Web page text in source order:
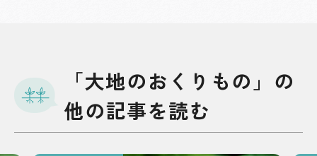
「大地のおくりもの」の
他の記事を読む